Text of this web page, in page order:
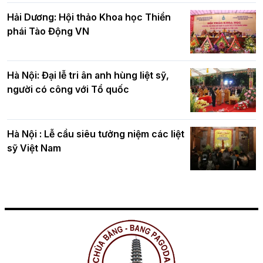
Hải Dương: Hội thảo Khoa học Thiền
phái Tào Động VN
Hà Nội: Đại lễ tri ân anh hùng liệt sỹ,
người có công với Tổ quốc
Hà Nội : Lễ cầu siêu tưởng niệm các liệt
sỹ Việt Nam